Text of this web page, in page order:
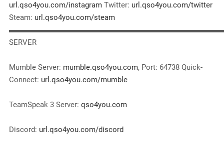
url.qso4you.com/instagramTwitter: url.qso4you.com/twitter
Steam: url.qso4you.com/steam
SERVER
Mumble Server: mumble.qso4you.com, Port: 64738 Quick-
Connect: url.qso4you.com/mumble
TeamSpeak 3 Server: qso4you.com
Discord: url.qso4you.com/discord